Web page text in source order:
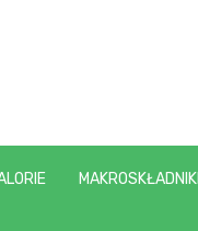
MAKROSKŁADNIKI